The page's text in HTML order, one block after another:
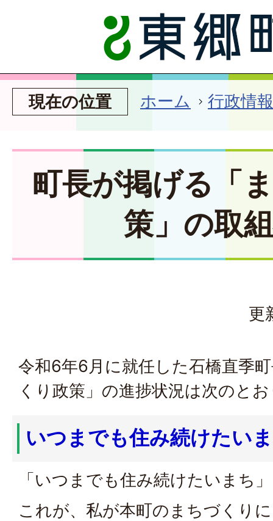
現在の位置 ホーム 行政情報
町長が掲げる「
策」の取
更
令和6年6月に就任した石橋直季
くり政策」の進捗状況は次のと
いつまでも住み続けたい
「いつまでも住み続けたいまち」
これが、私が本町のまちづくり